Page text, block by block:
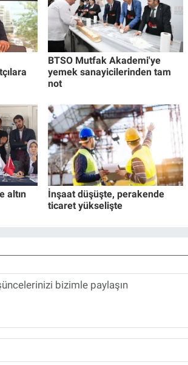
BTSO Mutfak Akademi'ye
yemek sanayicilerinden tam
not
altın
İnşaat düşüşte, perakende
ticaret yükselişte